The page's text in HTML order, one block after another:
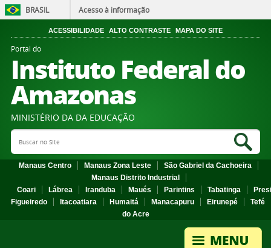
BRASIL Acesso à informação
ACESSIBILIDADE ALTO CONTRASTE MAPA DO SITE
Portal do
Instituto Federal do
Amazonas
MINISTÉRIO DA DA EDUCAÇÃO
Search Site
Manaus Centro Manaus Zona Leste
São Gabriel da Cachoeira
Manaus Distrito Industrial
Coari
Lábrea Iranduba Maués Parintins Tabatinga
Figueiredo
Itacoatiara Humaitá Manacapuru Eirunepé
Tefé
do Acre